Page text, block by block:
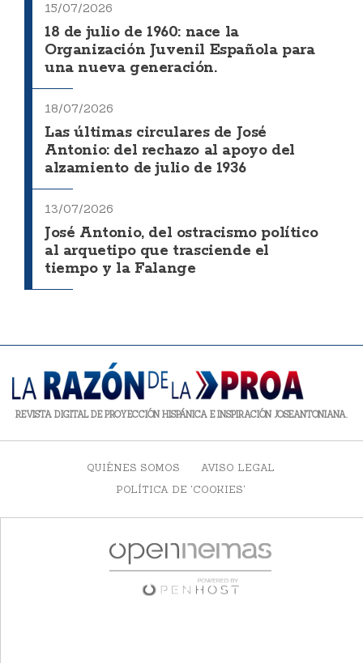
15/07/2026
18 de julio de 1960: nace la
Organización Juvenil Española para
una nueva generación.
18/07/2026
Las últimas circulares de José
Antonio: del rechazo al apoyo del
alzamiento de julio de 1936
13/07/2026
José Antonio, del ostracismo político
al arquetipo que trasciende el
tiempo y la Falange
REVISTA DIGITAL DE PROYECCIÓN HISPÁNICA E INSPIRACIÓN JOSEANTONIANA.
QUIÉNES SOMOS
AVISO LEGAL
POLÍTICA DE 'COOKIES'